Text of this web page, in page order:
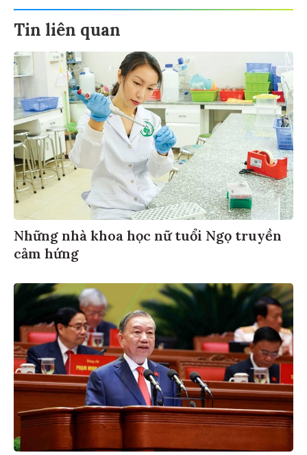
Tin liên quan
Những nhà khoa học nữ tuổi Ngọ truyền
cảm hứng